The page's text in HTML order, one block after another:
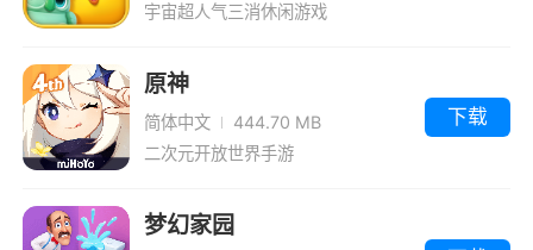
宇宙超人气三消休闲游戏
原神
简体中文
444.70 MB
二次元开放世界手游
下载
梦幻家园